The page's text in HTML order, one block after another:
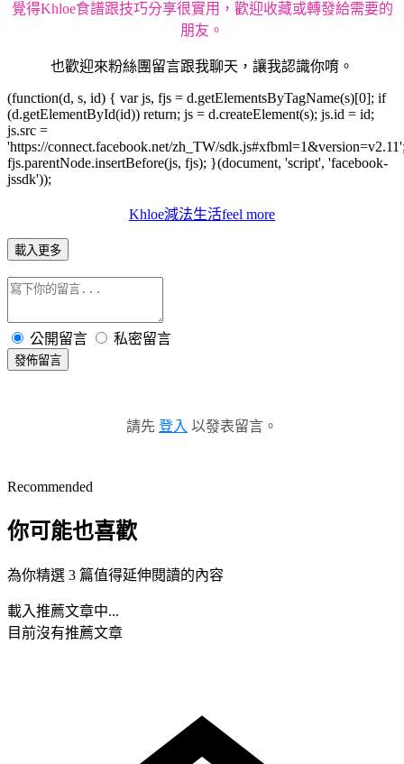
覺得Khloe食譜跟技巧分享很實用，歡迎收藏或轉發給需要的
朋友。
也歡迎來粉絲團留言跟我聊天，讓我認識你唷。
(function(d, s, id) { var js, fjs = d.getElementsByTagName(s)[0]; if
(d.getElementById(id)) return; js = d.createElement(s); js.id = id;
js.src =
'https://connect.facebook.net/zh_TW/
fjs.parentNode.insertBefore(js, fjs); }(document, 'script', 'facebook-
jssdk'));
Khloe減法生活feel more
載入更多
公開留言 私密留言
發佈留言
請先 登入 以發表留言。
Recommended
你可能也喜歡
為你精選 3 篇值得延伸閱讀的內容
載入推薦文章中...
目前沒有推薦文章